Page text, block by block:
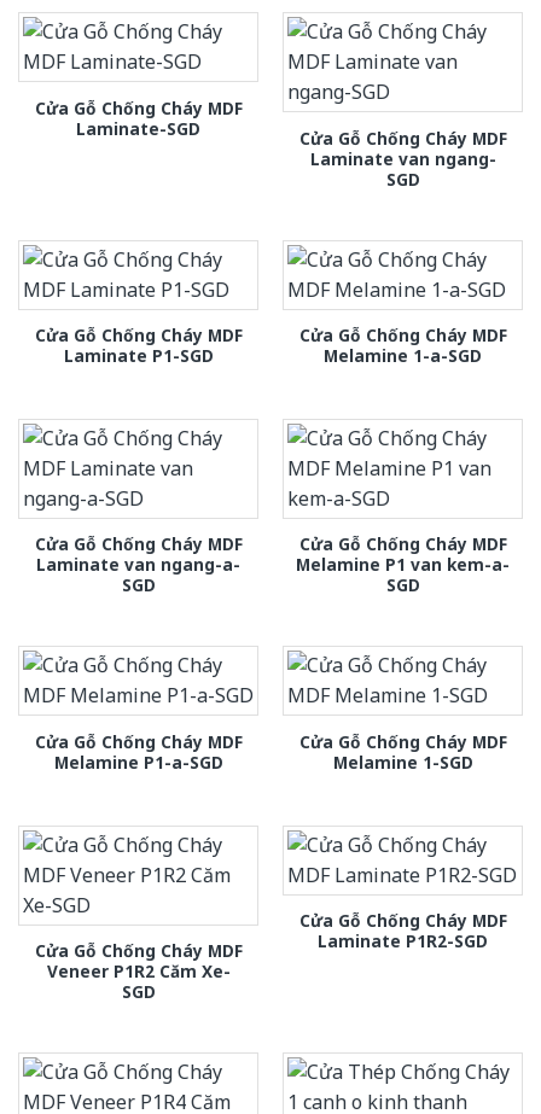
Cửa Gỗ Chống Cháy MDF
Laminate-SGD
Cửa Gỗ Chống Cháy MDF
Laminate van ngang-
SGD
Cửa Gỗ Chống Cháy MDF
Laminate P1-SGD
Cửa Gỗ Chống Cháy MDF
Melamine 1-a-SGD
Cửa Gỗ Chống Cháy MDF
Laminate van ngang-a-
SGD
Cửa Gỗ Chống Cháy MDF
Melamine P1 van kem-a-
SGD
Cửa Gỗ Chống Cháy MDF
Melamine P1-a-SGD
Cửa Gỗ Chống Cháy MDF
Melamine 1-SGD
Cửa Gỗ Chống Cháy MDF
Veneer P1R2 Căm Xe-
SGD
Cửa Gỗ Chống Cháy MDF
Laminate P1R2-SGD